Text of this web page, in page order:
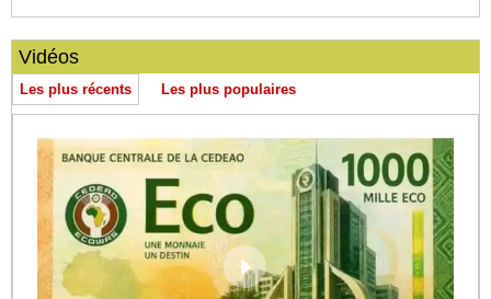
Vidéos
Les plus récents Les plus populaires